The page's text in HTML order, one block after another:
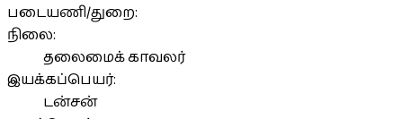
படையணி/துறை:
நிலை:
தலைமைக் காவலர்
இயக்கப்பெயர்:
டன்சன்